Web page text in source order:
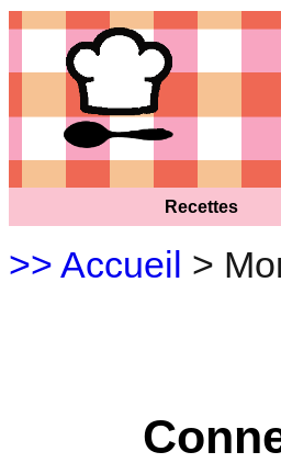
Recettes
>> Accueil >